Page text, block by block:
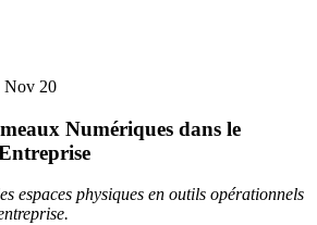
Nov 20
Numériques dans le
espaces physiques en outils opérationnels